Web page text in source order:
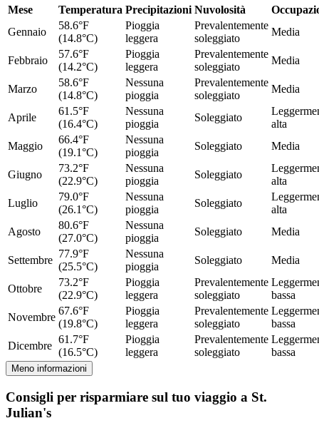
Mese Temperatura Precipitazioni Nuvolosità
Gennaio
58.6°F
(14.8°C)
Pioggia
leggera
Prevalentemente
soleggiato
Media
Febbraio
57.6°F
(14.2°C)
Pioggia
leggera
Prevalentemente
soleggiato
Media
Marzo
58.6°F
(14.8°C)
Nessuna
pioggia
Prevalentemente
soleggiato
Media
Aprile
61.5°F
(16.4°C)
Nessuna
pioggia
Soleggiato
alta
Maggio
66.4°F
(19.1°C)
Nessuna
pioggia
Soleggiato Media
Giugno
73.2°F
(22.9°C)
Nessuna
pioggia
Soleggiato
alta
Luglio
79.0°F
(26.1°C)
Nessuna
pioggia
Soleggiato
alta
Agosto
80.6°F
(27.0°C)
Nessuna
pioggia
Soleggiato Media
Settembre
77.9°F
(25.5°C)
Nessuna
pioggia
Soleggiato Media
Ottobre
73.2°F
(22.9°C)
Pioggia
leggera
Prevalentemente
soleggiato
bassa
Novembre
67.6°F
(19.8°C)
Pioggia
leggera
Prevalentemente
soleggiato
bassa
Dicembre
61.7°F
(16.5°C)
Pioggia
leggera
Prevalentemente
soleggiato
bassa
Meno informazioni
Consigli per risparmiare sul tuo viaggio a St.
Julian's